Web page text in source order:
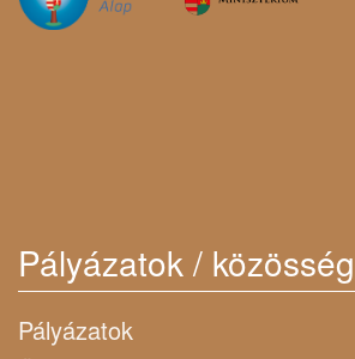
Pályázatok / közösség
Pályázatok